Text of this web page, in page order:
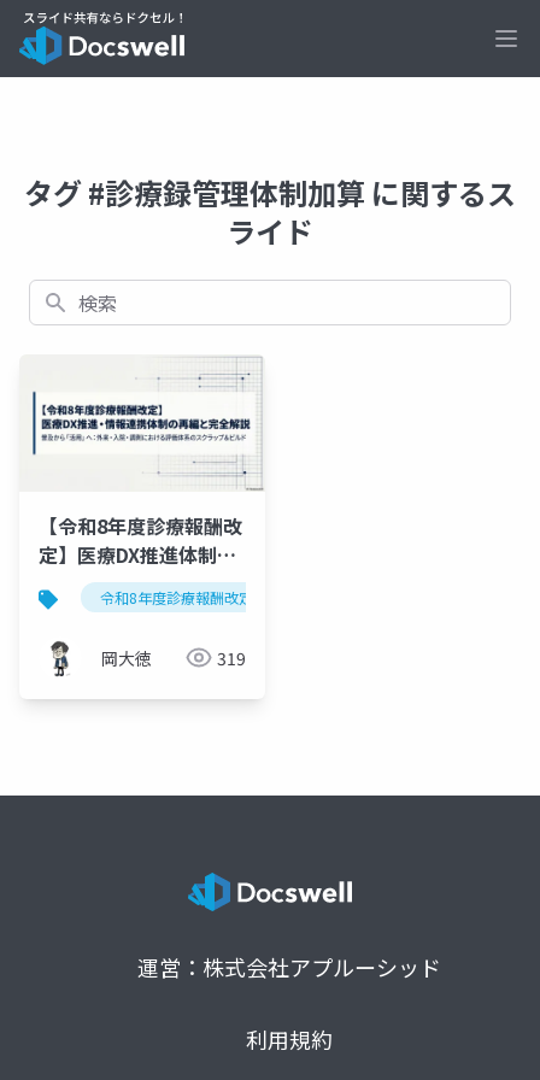
タグ #診療録管理体制加算 に関するス
ライド
検索
【令和8年度診療報酬改
定】医療DX推進体制整
備加算の再編を図解で
完全解説
令和8年度診療報酬改定
岡大徳 319
運営：株式会社アプルーシッド
利用規約